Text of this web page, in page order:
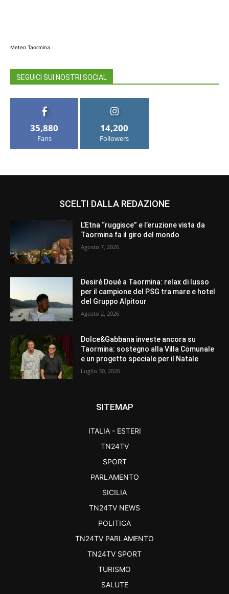
Meteo Taormina
SEGUICI SUI NOSTRI SOCIAL
35,880
Fans
14,200
Followers
SCELTI DALLA REDAZIONE
L’Etna “ruggisce” e l’eruzione vista da
Taormina fa il giro del mondo
Agosto 7, 2026
Desiré Doué a Taormina: relax di lusso
per il campione del PSG tra mare e hotel
del Gruppo Alpitour
Agosto 2, 2026
Dolce&Gabbana investe ancora su
Taormina: sostegno alla Villa Comunale
e un progetto speciale per il Natale
Luglio 30, 2026
SITEMAP
ITALIA - ESTERI
TN24TV
SPORT
PARLAMENTO
SICILIA
TN24TV NEWS
POLITICA
TN24TV PARLAMENTO
TN24TV SPORT
TURISMO
SALUTE